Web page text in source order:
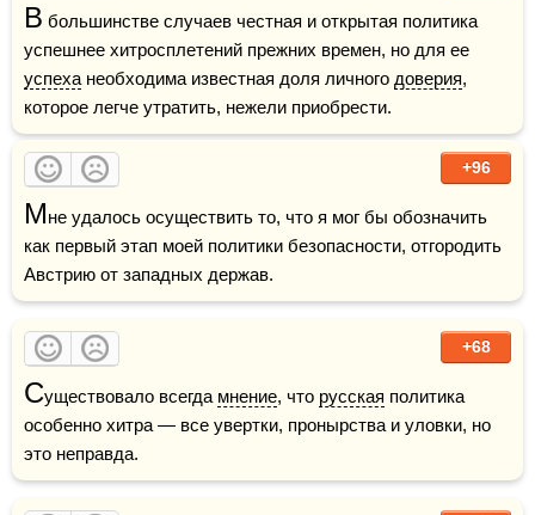
В большинстве случаев честная и открытая политика
успеха необходима известная доля личного доверия,
которое легче утратить, нежели приобрести.
+96
Мне удалось осуществить то, что я мог бы обозначить
как первый этап моей политики безопасности, отгородить
Австрию от западных держав.
+68
Существовало всегда мнение, что русская политика
особенно хитра — все увертки, пронырства и уловки, но
это неправда.